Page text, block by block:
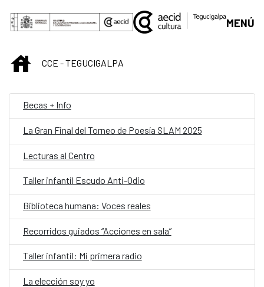
Saltar al contenido principal
MENÚ
INICIOCCE - TEGUCIGALPA
Becas + Info
La Gran Final del Torneo de Poesía SLAM 2025
Lecturas al Centro
Taller infantil Escudo Anti-Odio
Biblioteca humana: Voces reales
Recorridos guiados “Acciones en sala”
Taller infantil: Mi primera radio
La elección soy yo